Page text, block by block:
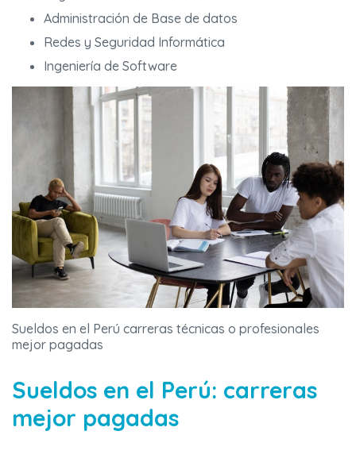
Administración de Base de datos
Redes y Seguridad Informática
Ingeniería de Software
Sueldos en el Perú carreras técnicas o profesionales
mejor pagadas
Sueldos en el Perú: carreras
mejor pagadas